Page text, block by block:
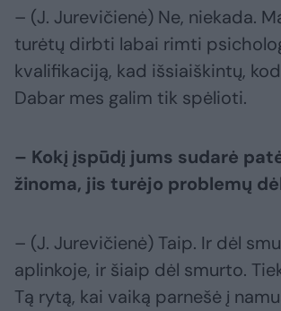
– (J. Jurevičienė) Ne, niekada.
turėtų dirbti labai rimti
kvalifikaciją, kad išsiaiškintų,
Dabar mes galim tik spėlioti.
– Kokį įspūdį jums sudarė
žinoma, jis turėjo problemų
– (J. Jurevičienė) Taip. Ir dėl
aplinkoje, ir šiaip dėl smurto.
Tą rytą, kai vaiką parnešė į